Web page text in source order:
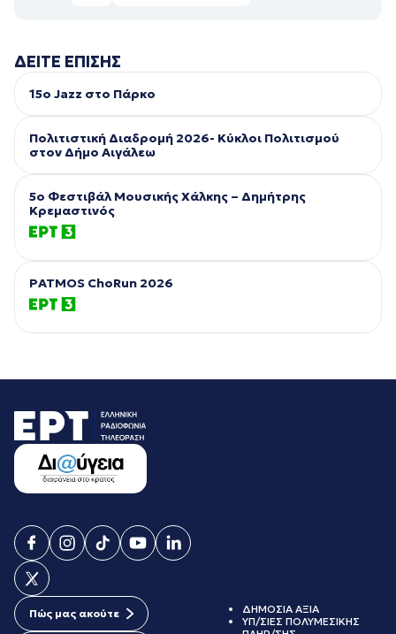
ΔΕΙΤΕ ΕΠΙΣΗΣ
15ο Jazz στο Πάρκο
Πολιτιστική Διαδρομή 2026- Κύκλοι Πολιτισμού
στον Δήμο Αιγάλεω
5ο Φεστιβάλ Μουσικής Χάλκης – Δημήτρης
Κρεμαστινός
PATMOS ChoRun 2026
Πώς μας ακούτε
ΔΗΜΟΣΙΑ ΑΞΙΑ
ΥΠ/ΣΙΕΣ ΠΟΛΥΜΕΣΙΚΗΣ